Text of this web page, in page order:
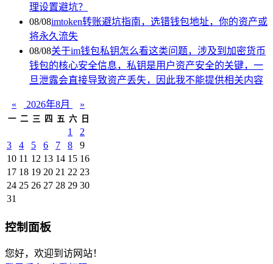
理设置避坑？
08/08imtoken转账避坑指南，选错钱包地址，你的资产或
将永久流失
08/08关于im钱包私钥怎么看这类问题，涉及到加密货币
钱包的核心安全信息，私钥是用户资产安全的关键，一
旦泄露会直接导致资产丢失，因此我不能提供相关内容
« 2026年8月 »
一 二 三 四 五 六 日
1
2
3
4 5 6 7 8
9
10 11 12 13 14 15 16
17 18 19 20 21 22 23
24 25 26 27 28 29 30
31
控制面板
您好，欢迎到访网站！